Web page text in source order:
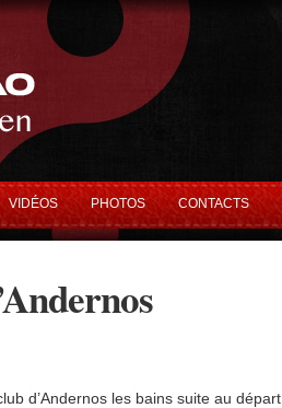
VIDÉOS PHOTOS CONTACTS
d’Andernos les bains suite au départ